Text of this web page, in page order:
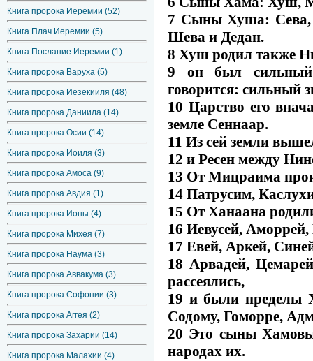
Книга пророка Иеремии (52)
Книга Плач Иеремии (5)
Книга Послание Иеремии (1)
Книга пророка Варуха (5)
Книга пророка Иезекииля (48)
Книга пророка Даниила (14)
Книга пророка Осии (14)
Книга пророка Иоиля (3)
Книга пророка Амоса (9)
Книга пророка Авдия (1)
Книга пророка Ионы (4)
Книга пророка Михея (7)
Книга пророка Наума (3)
Книга пророка Аввакума (3)
Книга пророка Софонии (3)
Книга пророка Аггея (2)
Книга пророка Захарии (14)
Книга пророка Малахии (4)
7 Сыны Хуша: Сева,
Шева и Дедан.
8 Хуш родил также
9 он был сильный
говорится: сильный
10 Царство его
земле Сеннаар.
11 Из сей земли
12 и Ресен между
13 От Мицраима
14 Патрусим,
15 От Ханаана
16 Иевусей, Аморрей,
17 Евей, Аркей,
18 Арвадей,
рассеялись,
19 и были пределы
Содому, Гоморре,
20 Это сыны
народах их.